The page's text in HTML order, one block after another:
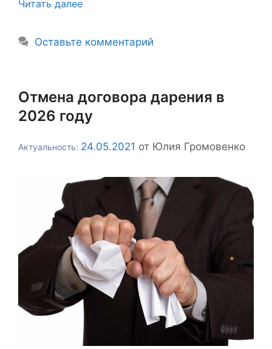
Читать далее
Оставьте комментарий
Отмена договора дарения в
2026 году
24.05.2021 от Юлия Громовенко